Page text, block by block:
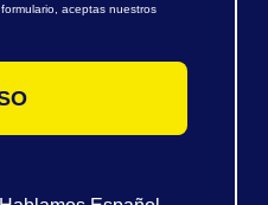
aceptas nuestros